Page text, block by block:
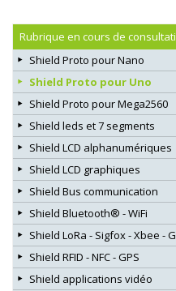
Rubrique en cours de
Shield Proto pour Nano
Shield Proto pour Uno
Shield Proto pour Mega2560
Shield leds et 7 segments
Shield LCD alphanumériques
Shield LCD graphiques
Shield Bus communication
Shield Bluetooth® - WiFi
Shield LoRa - Sigfox - Xbee -
Shield RFID - NFC - GPS
Shield applications vidéo